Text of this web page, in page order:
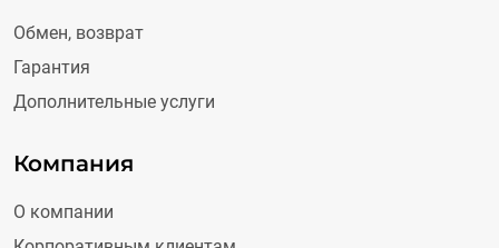
Обмен, возврат
Гарантия
Дополнительные услуги
Компания
О компании